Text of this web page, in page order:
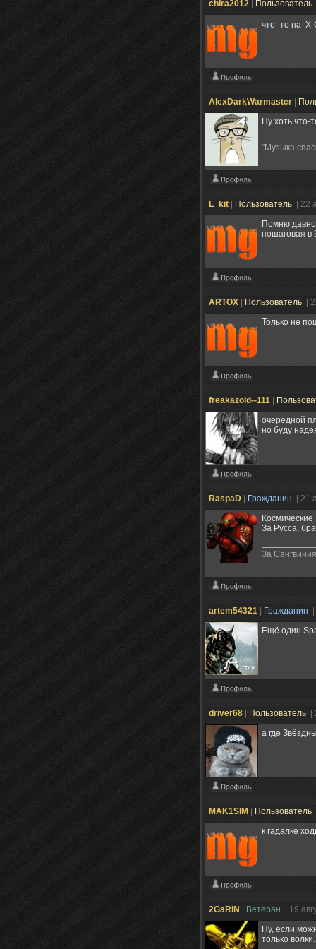
chira2012 Пользователь
что -то на
AlexDarkWarmaster
Ну хоть что-
"Музыка
L_kit Пользователь
| 22
Помню давно
пошаговая в
ARTOX Пользователь
|
Только не
freakazoid--111
очередной
но буду
RaspaD Гражданин
| 21
За Русса,
За
artem54321 Гражданин
Ещё один
driver68 Пользователь
а где
MAK1SIM Пользователь
к гадалке
2GaRiN Ветеран
| 19
Ну, если
только